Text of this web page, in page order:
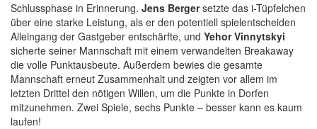
Schlussphase in Erinnerung. Jens Bergersetzte das i-Tüpfelchen
über eine starke Leistung, als er den potentiell spielentscheiden
Alleingang der Gastgeber entschärfte, und Yehor Vinnytskyi
sicherte seiner Mannschaft mit einem verwandelten Breakaway
die volle Punktausbeute. Außerdem bewies die gesamte
Mannschaft erneut Zusammenhalt und zeigten vor allem im
letzten Drittel den nötigen Willen, um die Punkte in Dorfen
mitzunehmen. Zwei Spiele, sechs Punkte – besser kann es kaum
laufen!